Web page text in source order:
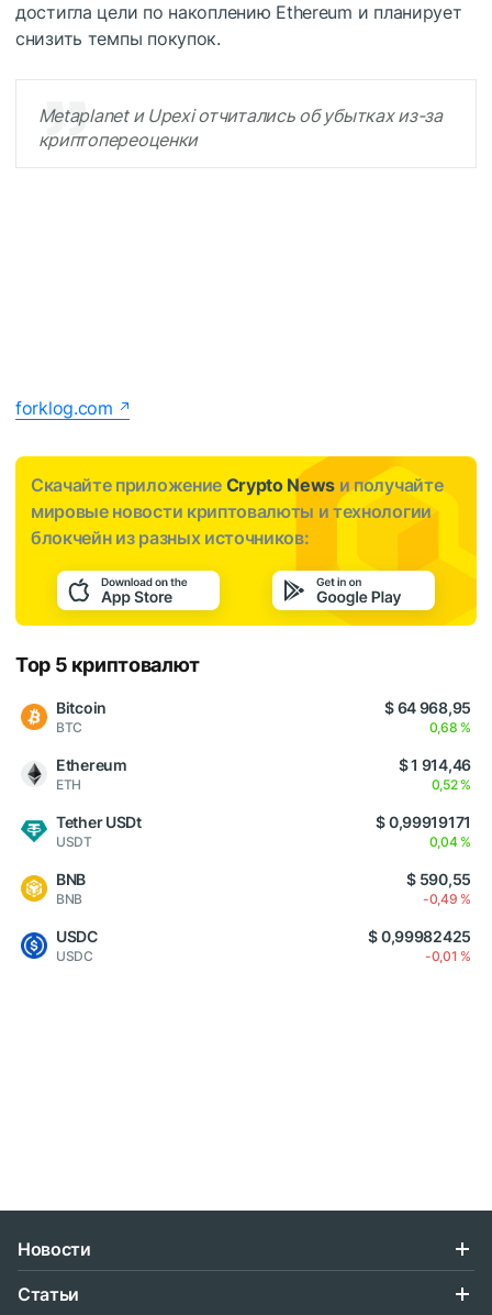
достигла цели по накоплению Ethereum и планирует
снизить темпы покупок.
Metaplanet и Upexi отчитались об убытках из-за
криптопереоценки
forklog.com
Скачайте приложение Crypto News и получайте
мировые новости криптовалюты и технологии
блокчейн из разных источников:
Top 5 криптовалют
Bitcoin
BTC
$ 64 968,95
0,68 %
Ethereum
ETH
$ 1 914,46
0,52 %
Tether USDt
USDT
$ 0,99919171
0,04 %
BNB
BNB
$ 590,55
-0,49 %
USDC
USDC
$ 0,99982425
-0,01 %
Новости
Статьи